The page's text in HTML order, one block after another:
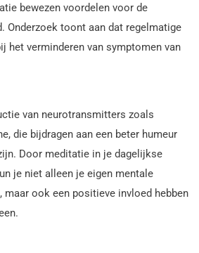
bewezen voordelen voor de
Onderzoek toont aan dat regelmatige
het verminderen van symptomen van
van neurotransmitters zoals
die bijdragen aan een beter humeur
Door meditatie in je dagelijkse
je niet alleen je eigen mentale
maar ook een positieve invloed hebben